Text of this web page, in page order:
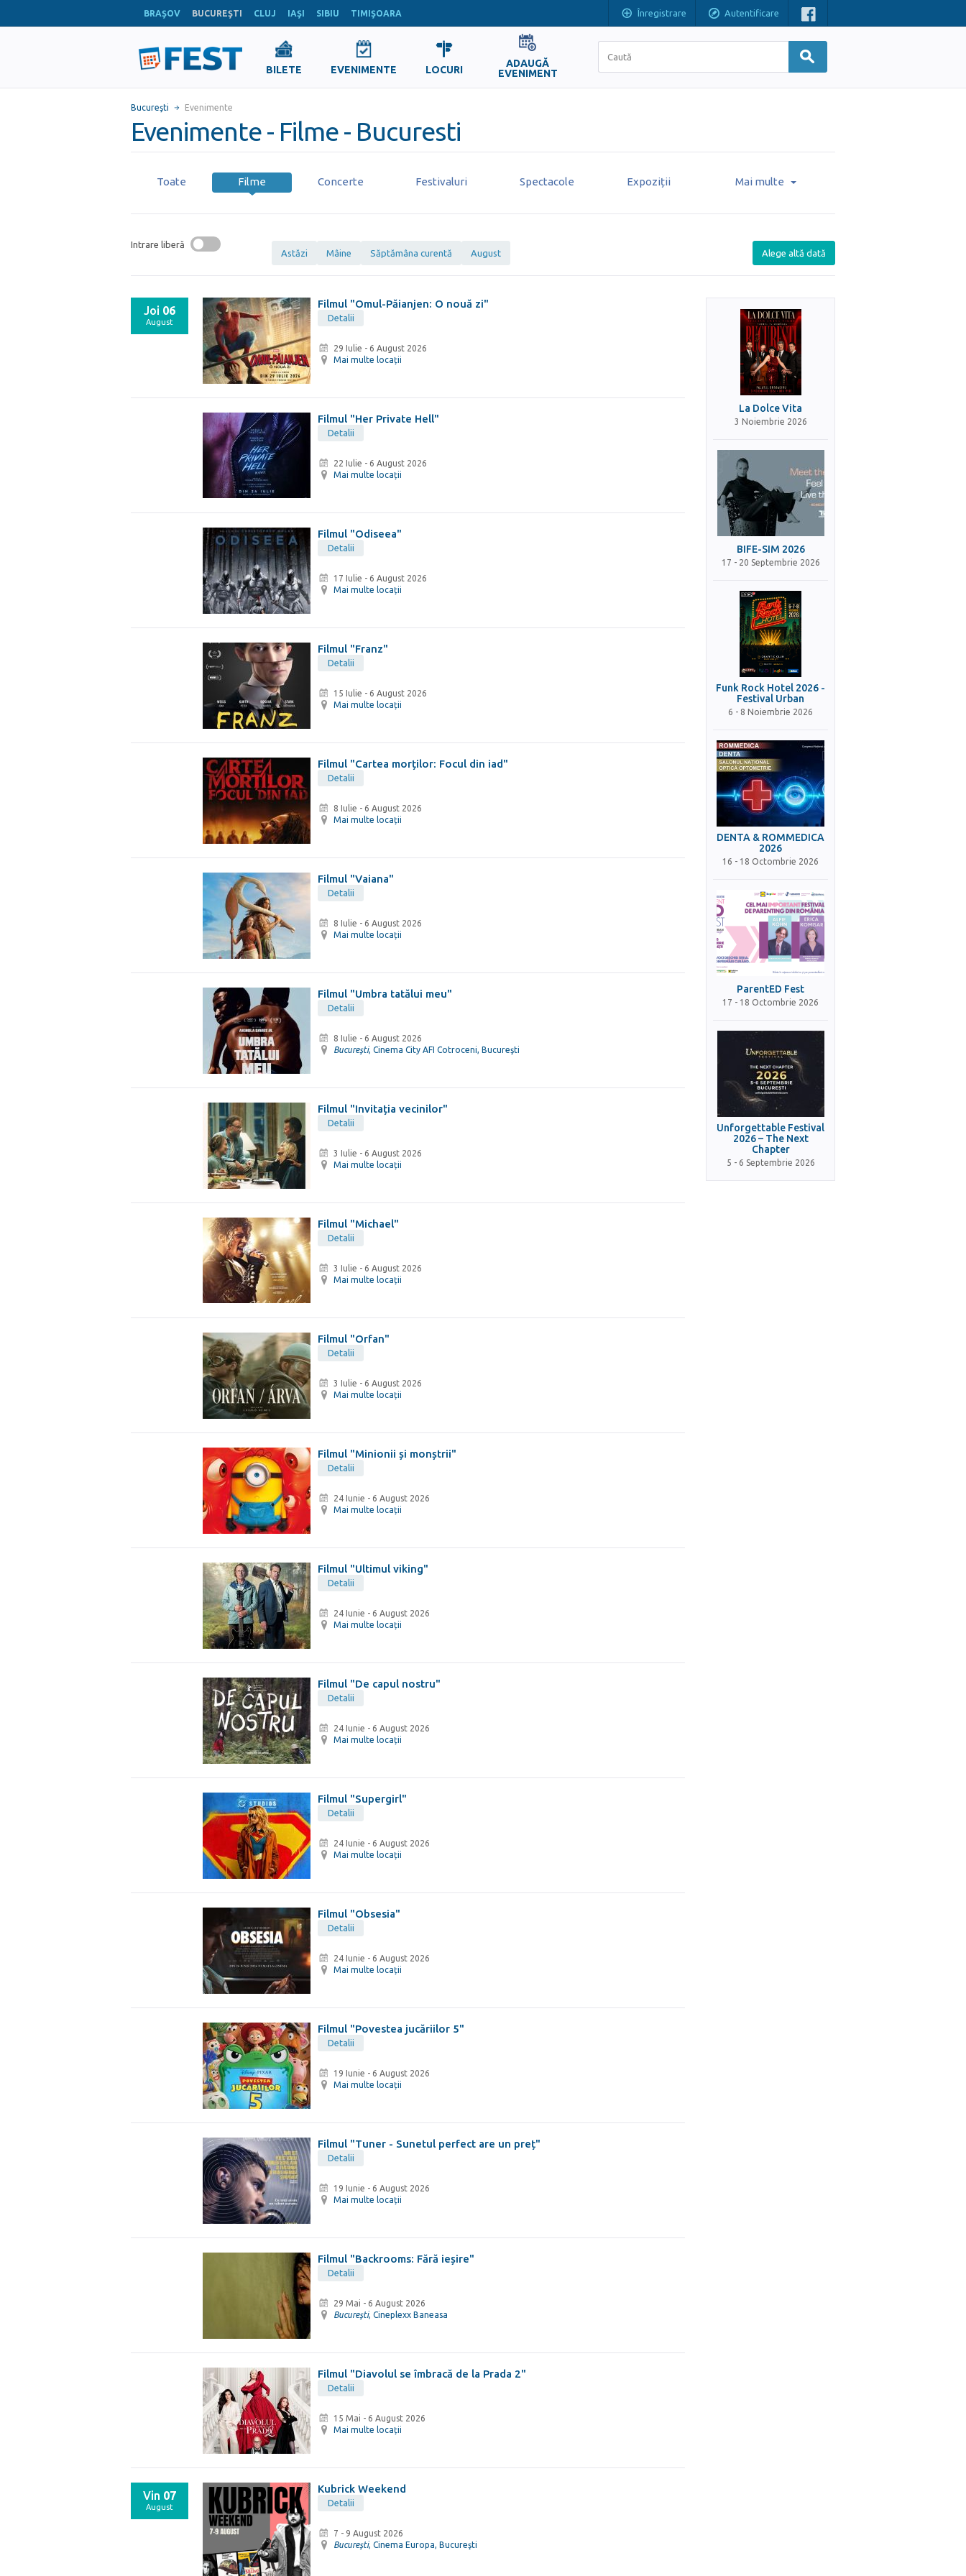
BRAŞOV BUCUREŞTI CLUJ IAŞI SIBIU TIMIŞOARA Înregistrare Autentificare
BILETE EVENIMENTE LOCURI
ADAUGĂ
EVENIMENT
Bucureşti Evenimente
Evenimente - Filme - Bucuresti
Toate Filme Concerte Festivaluri Spectacole Expoziții Mai multe
Intrare liberă
Astăzi
Mâine Săptămâna curentă August Alege altă dată
Joi 06
August
Filmul "Omul-Păianjen: O nouă zi"
Detalii
29 Iulie - 6 August 2026
Mai multe locații
Filmul "Her Private Hell"
Detalii
22 Iulie - 6 August 2026
Mai multe locații
Filmul "Odiseea"
Detalii
17 Iulie - 6 August 2026
Mai multe locații
Filmul "Franz"
Detalii
15 Iulie - 6 August 2026
Mai multe locații
Filmul "Cartea morților: Focul din iad"
Detalii
8 Iulie - 6 August 2026
Mai multe locații
Filmul "Vaiana"
Detalii
8 Iulie - 6 August 2026
Mai multe locații
Filmul "Umbra tatălui meu"
Detalii
8 Iulie - 6 August 2026
Bucureşti, Cinema City AFI Cotroceni, Bucureşti
Filmul "Invitația vecinilor"
Detalii
3 Iulie - 6 August 2026
Mai multe locații
Filmul "Michael"
Detalii
3 Iulie - 6 August 2026
Mai multe locații
Filmul "Orfan"
Detalii
3 Iulie - 6 August 2026
Mai multe locații
Filmul "Minionii și monștrii"
Detalii
24 Iunie - 6 August 2026
Mai multe locații
Filmul "Ultimul viking"
Detalii
24 Iunie - 6 August 2026
Mai multe locații
Filmul "De capul nostru"
Detalii
24 Iunie - 6 August 2026
Mai multe locații
Filmul "Supergirl"
Detalii
24 Iunie - 6 August 2026
Mai multe locații
Filmul "Obsesia"
Detalii
24 Iunie - 6 August 2026
Mai multe locații
Filmul "Povestea jucăriilor 5"
Detalii
19 Iunie - 6 August 2026
Mai multe locații
Filmul "Tuner - Sunetul perfect are un preț"
Detalii
19 Iunie - 6 August 2026
Mai multe locații
Filmul "Backrooms: Fără ieșire"
Detalii
29 Mai - 6 August 2026
Bucureşti, Cineplexx Baneasa
Filmul "Diavolul se îmbracă de la Prada 2"
Detalii
15 Mai - 6 August 2026
Mai multe locații
Vin 07
August
Kubrick Weekend
Detalii
7 - 9 August 2026
Bucureşti, Cinema Europa, Bucureşti
La Dolce Vita
3 Noiembrie 2026
BIFE-SIM 2026
17 - 20 Septembrie 2026
Funk Rock Hotel 2026 -
Festival Urban
6 - 8 Noiembrie 2026
DENTA & ROMMEDICA
2026
16 - 18 Octombrie 2026
ParentED Fest
17 - 18 Octombrie 2026
Unforgettable Festival
2026 – The Next
Chapter
5 - 6 Septembrie 2026